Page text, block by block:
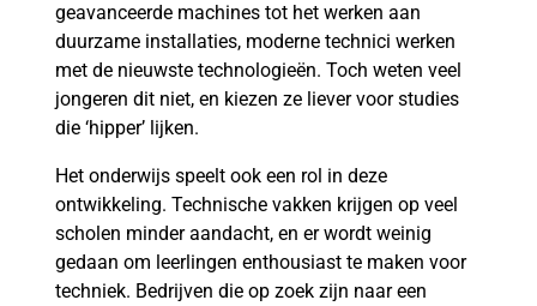
geavanceerde machines tot het werken aan
duurzame installaties, moderne technici werken
met de nieuwste technologieën. Toch weten veel
jongeren dit niet, en kiezen ze liever voor studies
die ‘hipper’ lijken.
Het onderwijs speelt ook een rol in deze
ontwikkeling. Technische vakken krijgen op veel
scholen minder aandacht, en er wordt weinig
gedaan om leerlingen enthousiast te maken voor
techniek. Bedrijven die op zoek zijn naar een